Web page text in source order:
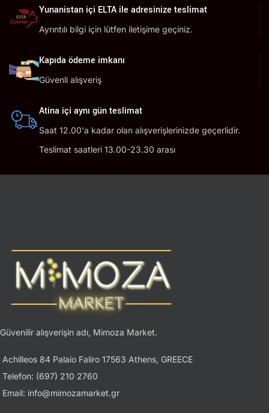
Yunanistan içi ELTA ile adresinize teslimat
Ayrıntılı bilgi için lütfen iletişime geçiniz.
Kapıda ödeme imkanı
Güvenli alışveriş
Atina içi aynı gün teslimat
Saat 12.00'a kadar olan alışverişlerinizde geçerlidir.
Teslimat saatleri 13.00-23.30 arası
Güvenilir alışverişin adı, Mimoza Market.
Achilleos 84 Palaio Faliro 17563 Athens, GREECE
Telefon: (697) 210 2760
Email: info@mimozamarket.gr